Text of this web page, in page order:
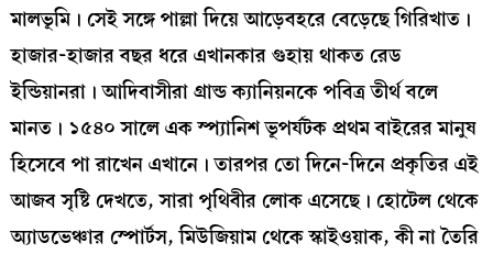
মালভূমি। সেই সঙ্গে পাল্লা দিয়ে আড়েবহরে বেড়েছে গিরিখাত।
হাজার-হাজার বছর ধরে এখানকার গুহায় থাকত রেড
ইন্ডিয়ানরা। আদিবাসীরা গ্রান্ড ক্যানিয়নকে পবিত্র তীর্থ বলে
মানত। ১৫৪০ সালে এক স্প্যানিশ ভূপর্যটক প্রথম বাইরের মানুষ
হিসেবে পা রাখেন এখানে। তারপর তো দিনে-দিনে প্রকৃতির এই
আজব সৃষ্টি দেখতে, সারা পৃথিবীর লোক এসেছে। হোটেল থেকে
অ্যাডভেঞ্চার স্পোর্টস, মিউজিয়াম থেকে স্কাইওয়াক, কী না তৈরি